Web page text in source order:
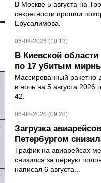
В Москве 5 августа на
секретности прошли
Ерусалимова.
06-08-2026 (10:13)
В Киевской
по 17 убитым
Массированный ракетно-
в ночь на 5 августа 2026
42.
06-08-2026 (09:28)
Загрузка
Петербургом
Трафик на авиарейсах
снизился за первую
написал 6 августа...